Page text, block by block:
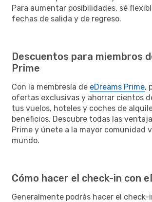
Para aumentar posibilidades, sé
fechas de salida y de regreso.
Descuentos para miembros
Prime
Con la membresía de eDreams Prime,
ofertas exclusivas y ahorrar cientos
tus vuelos, hoteles y coches de
beneficios. Descubre todas las
Prime y únete a la mayor comunidad
mundo.
Cómo hacer el check-in con
Generalmente podrás hacer el